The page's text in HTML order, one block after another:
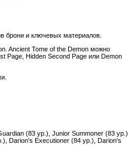
брони и ключевых материалов.
Ancient Tome of the Demon можно
Page, Hidden Second Page или Demon
(83 ур.), Junior Summoner (83 ур.),
Darion's Executioner (84 ур.), Darion's